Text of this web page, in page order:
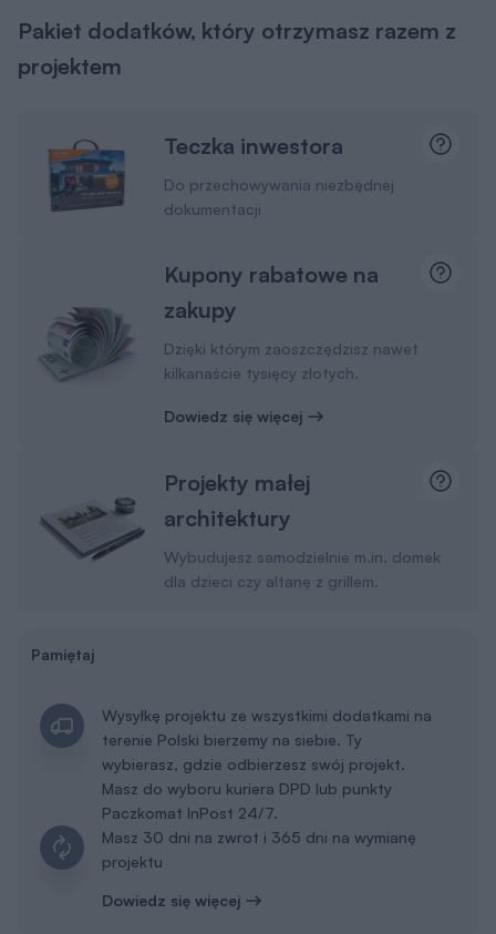
Pakiet dodatków, który otrzymasz razem z
projektem
Teczka inwestora
Do przechowywania niezbędnej
dokumentacji
Kupony rabatowe na
zakupy
Dzięki którym zaoszczędzisz nawet
kilkanaście tysięcy złotych.
Dowiedz się więcej
Projekty małej
architektury
Wybudujesz samodzielnie m.in. domek
dla dzieci czy altanę z grillem.
Pamiętaj
Wysyłkę projektu ze wszystkimi dodatkami na
terenie Polski bierzemy na siebie. Ty
wybierasz, gdzie odbierzesz swój projekt.
Masz do wyboru kuriera DPD lub punkty
Paczkomat InPost 24/7.
Masz 30 dni na zwrot i 365 dni na wymianę
projektu
Dowiedz się więcej